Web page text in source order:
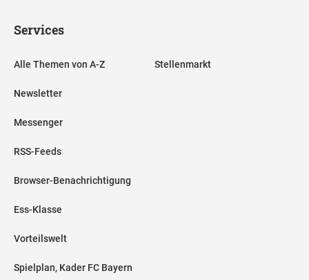
Services
Alle Themen von A-Z
Newsletter
Messenger
RSS-Feeds
Browser-Benachrichtigung
Ess-Klasse
Vorteilswelt
Spielplan, Kader FC Bayern
Stellenmarkt